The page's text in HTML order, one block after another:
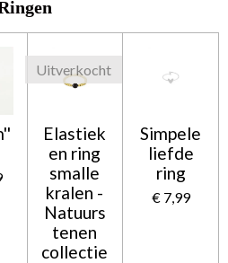
Uitverkocht
Elastiek
en ring
smalle
kralen -
Natuurs
tenen
collectie
Simpele
liefde
ring
€ 7,99